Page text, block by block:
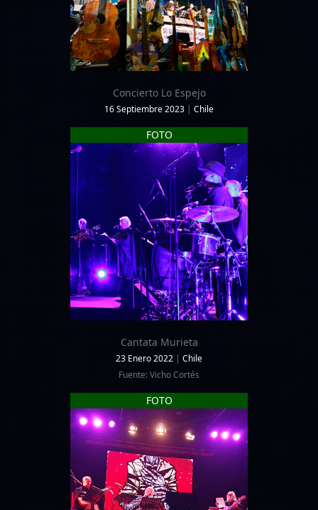
Concierto Lo Espejo
16 Septiembre 2023 | Chile
FOTO
Cantata Murieta
23 Enero 2022 | Chile
Fuente: Vicho Cortés
FOTO